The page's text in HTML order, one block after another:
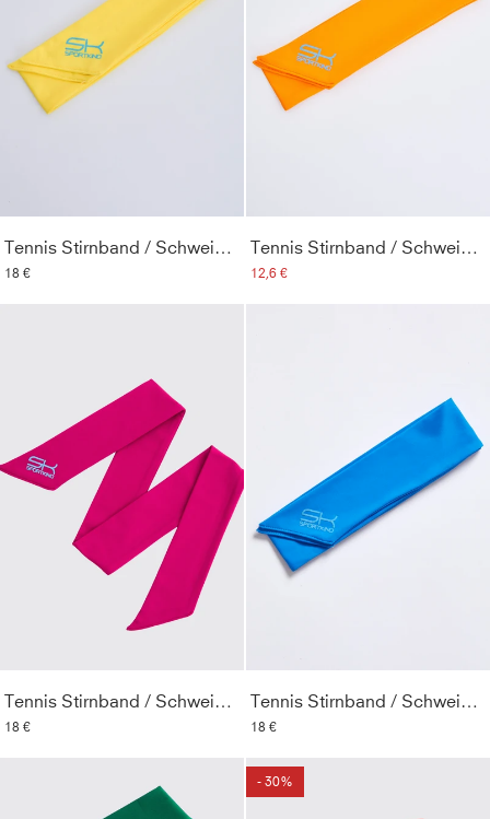
Tennis Stirnband / Schweißband, gelb
18 €
Tennis Stirnband / Schweißband, orange
12,6 €
Tennis Stirnband / Schweißband, berry pink
18 €
Tennis Stirnband / Schweißband, cyan blau
18 €
- 30%